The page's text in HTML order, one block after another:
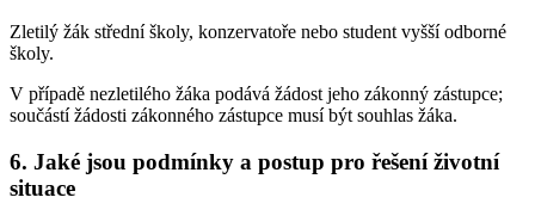
Zletilý žák střední školy, konzervatoře nebo student vyšší odborné
školy.
V případě nezletilého žáka podává žádost jeho zákonný zástupce;
součástí žádosti zákonného zástupce musí být souhlas žáka.
6. Jaké jsou podmínky a postup pro řešení životní
situace